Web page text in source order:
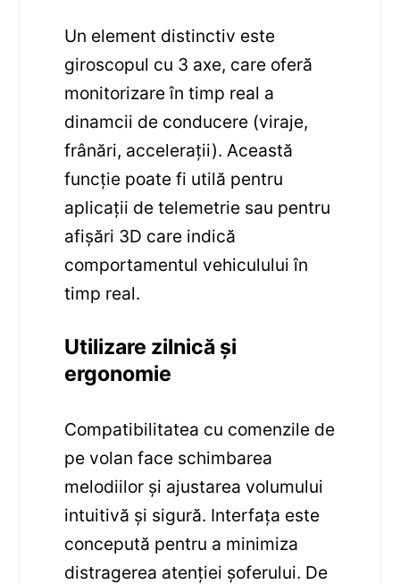
Un element distinctiv este
giroscopul cu 3 axe, care oferă
monitorizare în timp real a
dinamcii de conducere (viraje,
frânări, accelerații). Această
funcție poate fi utilă pentru
aplicații de telemetrie sau pentru
afișări 3D care indică
comportamentul vehiculului în
timp real.
Utilizare zilnică și
ergonomie
Compatibilitatea cu comenzile de
pe volan face schimbarea
melodiilor și ajustarea volumului
intuitivă și sigură. Interfața este
concepută pentru a minimiza
distragerea atenției șoferului. De